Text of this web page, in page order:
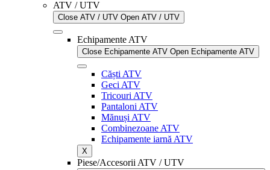
ATV / UTV
Close ATV / UTV Open ATV / UTV
Echipamente ATV
Close Echipamente ATV Open Echipamente ATV
Căști ATV
Geci ATV
Tricouri ATV
Pantaloni ATV
Mănuși ATV
Combinezoane ATV
Echipamente iarnă ATV
X
Piese/Accesorii ATV / UTV